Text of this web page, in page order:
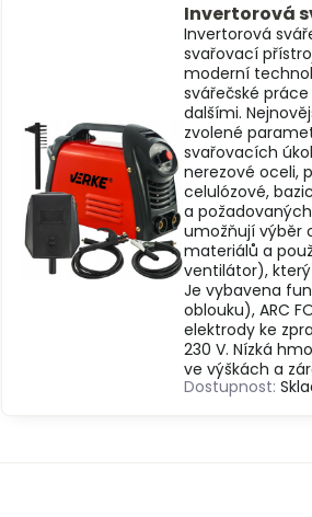
Invertorová
Invertorová
svařovací
moderní
svářečské
dalšími.
zvolené
svařovacích
nerezové oceli,
celulózové,
a
umožňují výběr
materiálů a
ventilátor),
Je vybavena
oblouku), ARC
elektrody ke
230 V. Nízká
ve výškách a
Dostupnost: